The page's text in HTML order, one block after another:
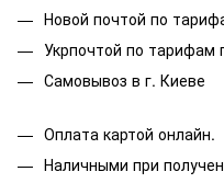
Новой почтой по
Укрпочтой по тарифам
Самовывоз в г. Киеве
Оплата картой онлайн.
Наличными при